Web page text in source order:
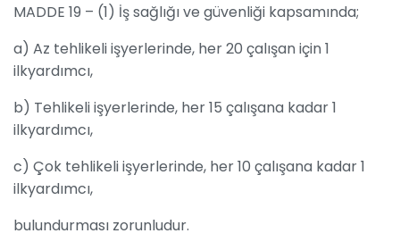
MADDE 19 – (1) İş sağlığı ve güvenliği kapsamında;
a) Az tehlikeli işyerlerinde, her 20 çalışan için 1
ilkyardımcı,
b) Tehlikeli işyerlerinde, her 15 çalışana kadar 1
ilkyardımcı,
c) Çok tehlikeli işyerlerinde, her 10 çalışana kadar 1
ilkyardımcı,
bulundurması zorunludur.